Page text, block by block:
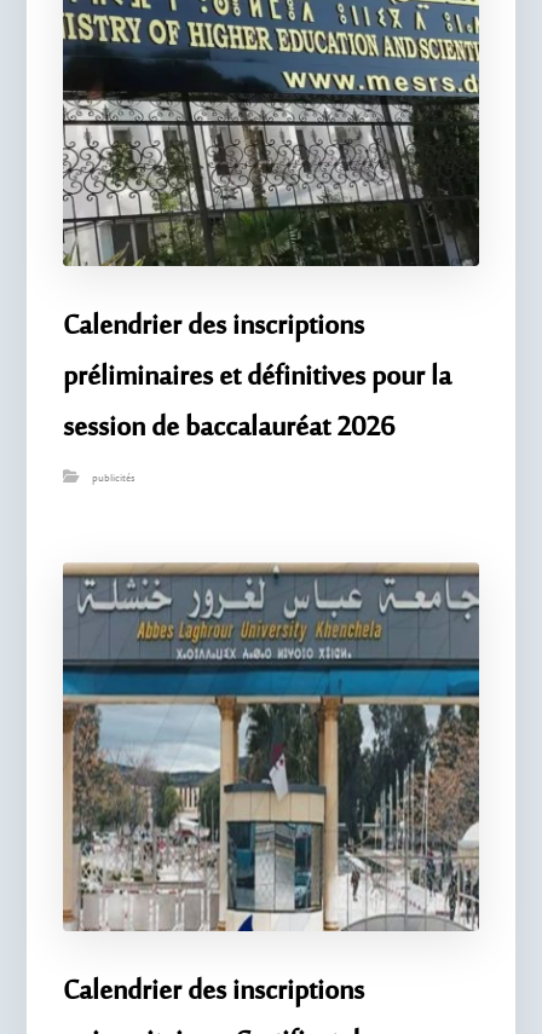
Calendrier des inscriptions
préliminaires et définitives pour la
session de baccalauréat 2026
publicités
Calendrier des inscriptions